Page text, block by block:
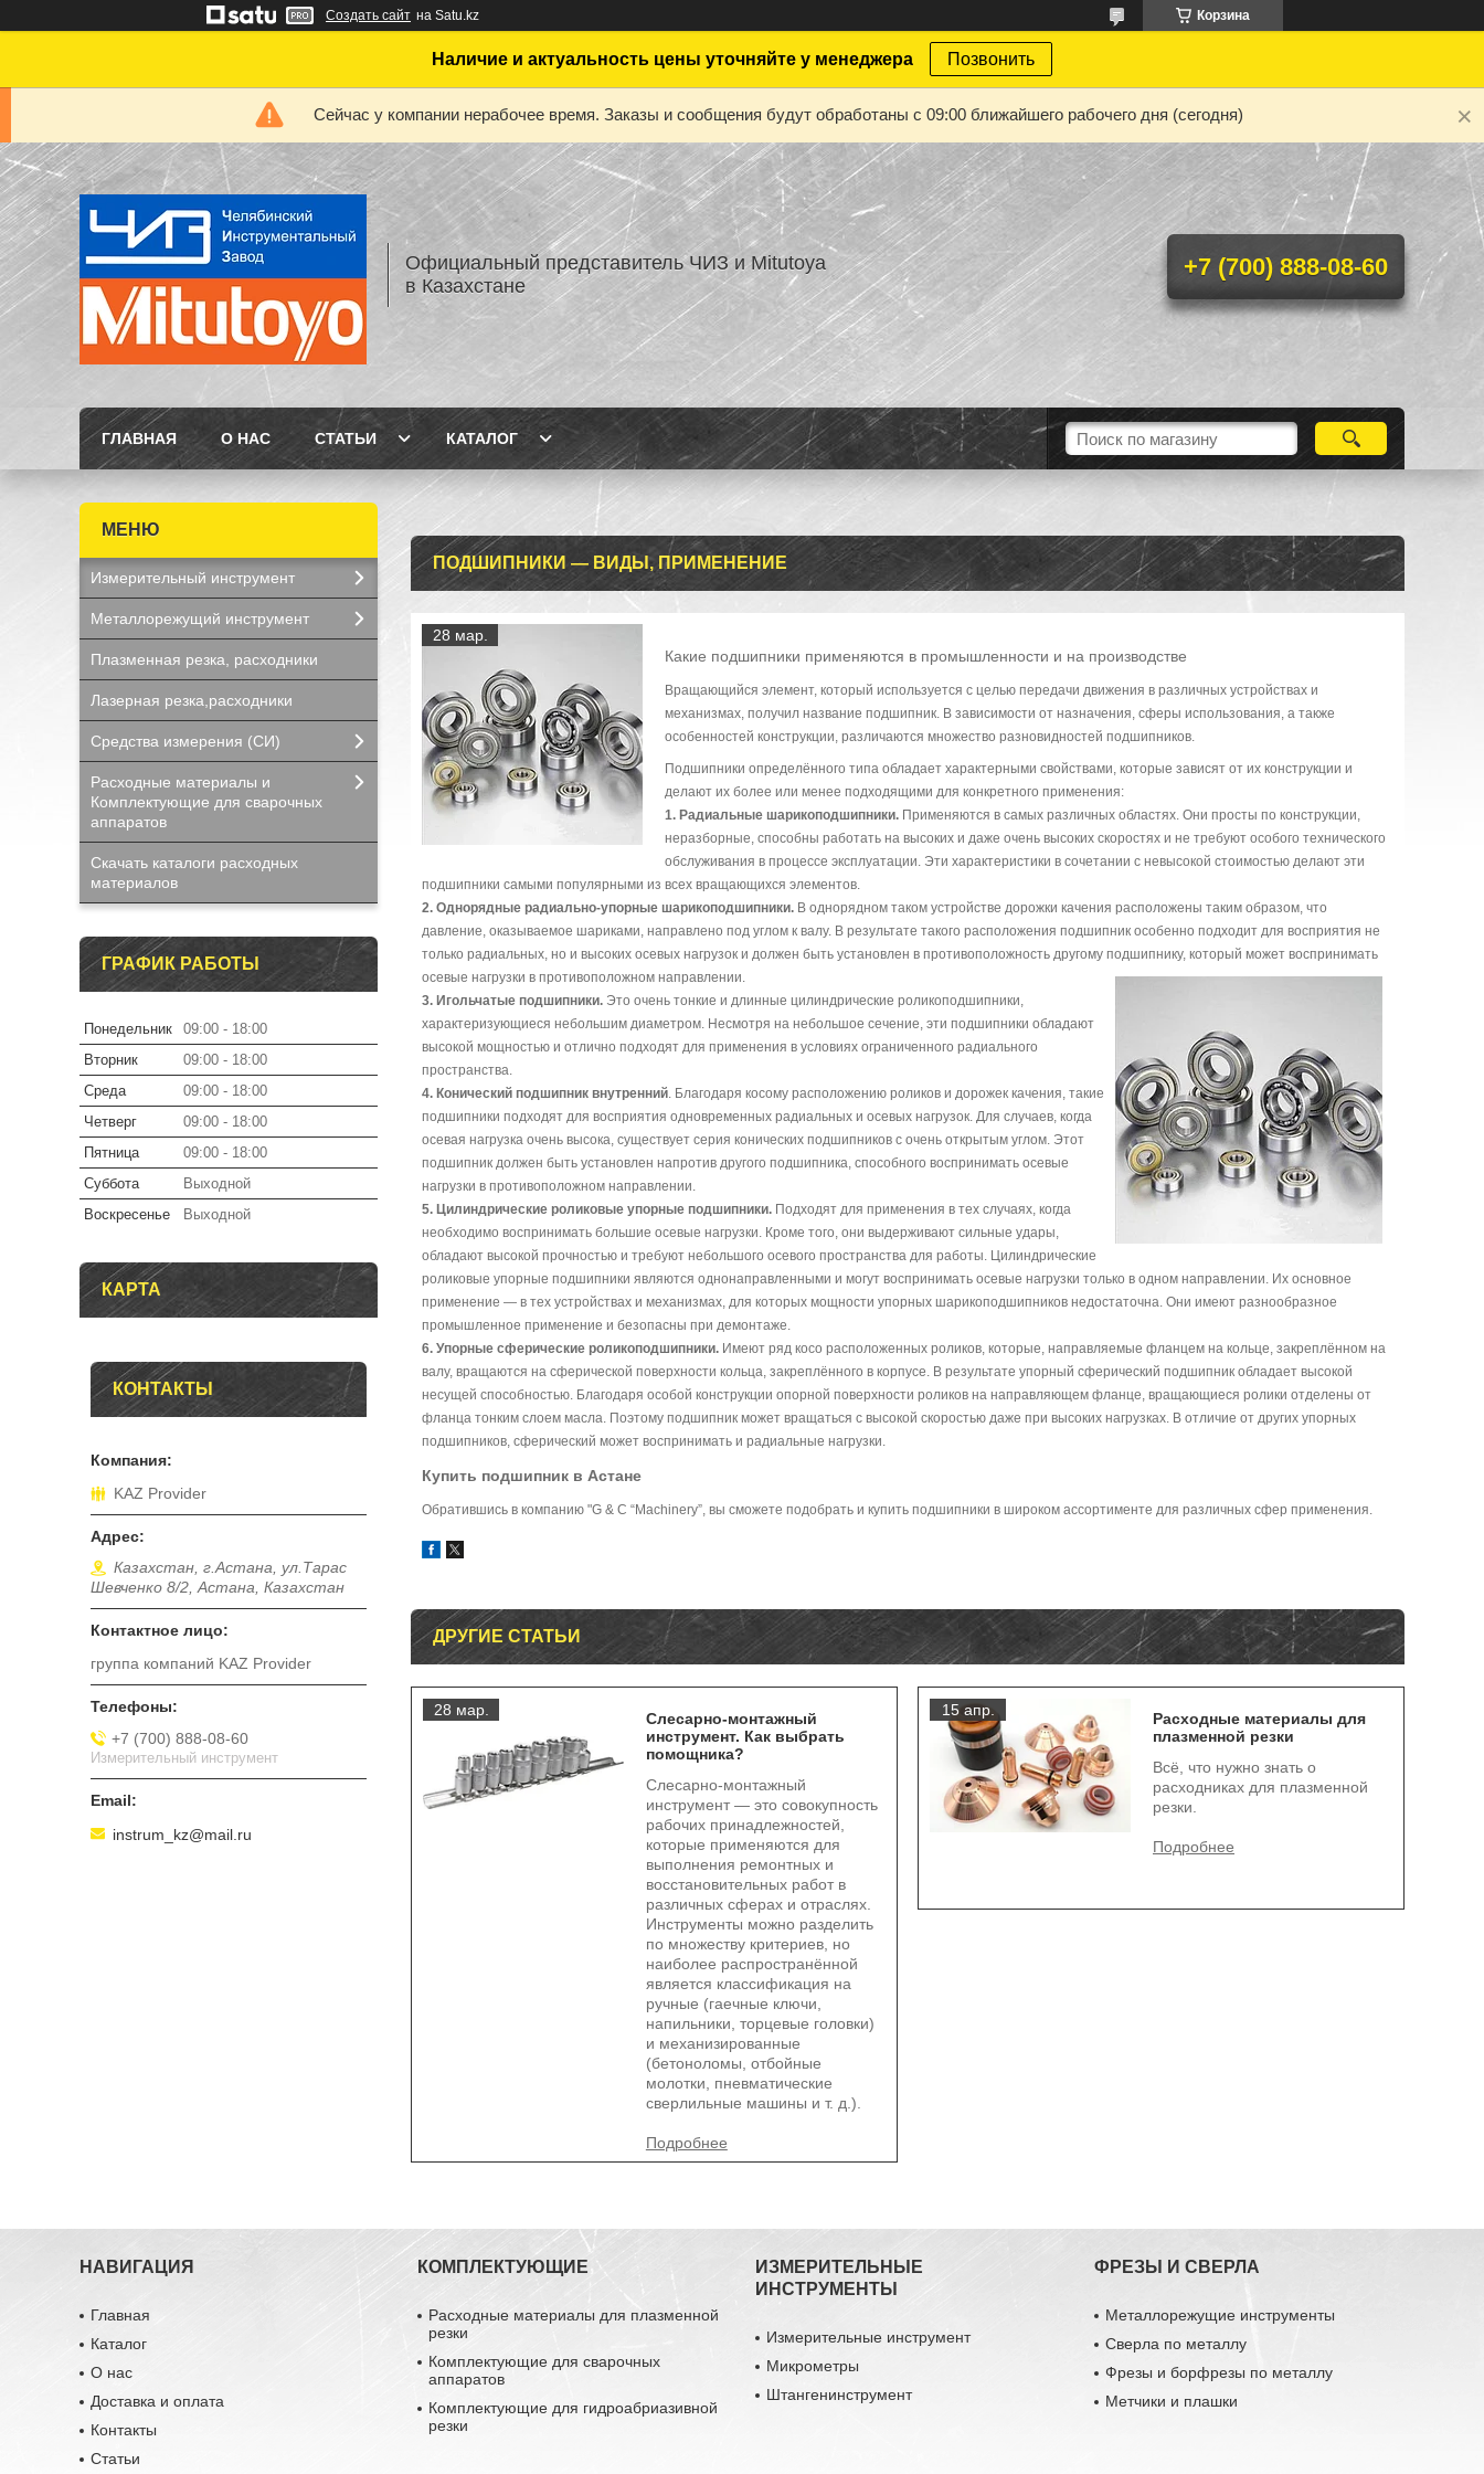
Создать сайт на Satu.kz Корзина
Наличие и актуальность цены уточняйте у менеджера Позвонить
Сейчас у компании нерабочее время. Заказы и сообщения будут обработаны с 09:00 ближайшего рабочего дня (сегодня)
Официальный представитель ЧИЗ и Mitutoya
в Казахстане
+7 (700) 888-08-60
ГЛАВНАЯ О НАС СТАТЬИ КАТАЛОГ
ПОДШИПНИКИ — ВИДЫ, ПРИМЕНЕНИЕ
28 мар.
Какие подшипники применяются в промышленности и на производстве
Вращающийся элемент, который используется с целью передачи движения в различных устройствах и
механизмах, получил название подшипник. В зависимости от назначения, сферы использования, а также
особенностей конструкции, различаются множество разновидностей подшипников.
Подшипники определённого типа обладает характерными свойствами, которые зависят от их конструкции и
делают их более или менее подходящими для конкретного применения:
1. Радиальные шарикоподшипники. Применяются в самых различных областях. Они просты по конструкции,
неразборные, способны работать на высоких и даже очень высоких скоростях и не требуют особого технического
обслуживания в процессе эксплуатации. Эти характеристики в сочетании с невысокой стоимостью делают эти
подшипники самыми популярными из всех вращающихся элементов.
2. Однорядные радиально-упорные шарикоподшипники. В однорядном таком устройстве дорожки качения расположены таким образом, что
давление, оказываемое шариками, направлено под углом к валу. В результате такого расположения подшипник особенно подходит для восприятия не
только радиальных, но и высоких осевых нагрузок и должен быть установлен в противоположность другому подшипнику, который может воспринимать
осевые нагрузки в противоположном направлении.
3. Игольчатые подшипники. Это очень тонкие и длинные цилиндрические роликоподшипники,
характеризующиеся небольшим диаметром. Несмотря на небольшое сечение, эти подшипники обладают
высокой мощностью и отлично подходят для применения в условиях ограниченного радиального
пространства.
4. Конический подшипник внутренний. Благодаря косому расположению роликов и дорожек качения, такие
подшипники подходят для восприятия одновременных радиальных и осевых нагрузок. Для случаев, когда
осевая нагрузка очень высока, существует серия конических подшипников с очень открытым углом. Этот
подшипник должен быть установлен напротив другого подшипника, способного воспринимать осевые
нагрузки в противоположном направлении.
5. Цилиндрические роликовые упорные подшипники. Подходят для применения в тех случаях, когда
необходимо воспринимать большие осевые нагрузки. Кроме того, они выдерживают сильные удары,
обладают высокой прочностью и требуют небольшого осевого пространства для работы. Цилиндрические
роликовые упорные подшипники являются однонаправленными и могут воспринимать осевые нагрузки только в одном направлении. Их основное
применение — в тех устройствах и механизмах, для которых мощности упорных шарикоподшипников недостаточна. Они имеют разнообразное
промышленное применение и безопасны при демонтаже.
6. Упорные сферические роликоподшипники. Имеют ряд косо расположенных роликов, которые, направляемые фланцем на кольце, закреплённом на
валу, вращаются на сферической поверхности кольца, закреплённого в корпусе. В результате упорный сферический подшипник обладает высокой
несущей способностью. Благодаря особой конструкции опорной поверхности роликов на направляющем фланце, вращающиеся ролики отделены от
фланца тонким слоем масла. Поэтому подшипник может вращаться с высокой скоростью даже при высоких нагрузках. В отличие от других упорных
подшипников, сферический может воспринимать и радиальные нагрузки.
Купить подшипник в Астане
Обратившись в компанию "G & C “Machinery”, вы сможете подобрать и купить подшипники в широком ассортименте для различных сфер применения.
ДРУГИЕ СТАТЬИ
28 мар.
Слесарно-монтажный
инструмент. Как выбрать
помощника?
Слесарно-монтажный
инструмент — это совокупность
рабочих принадлежностей,
которые применяются для
выполнения ремонтных и
восстановительных работ в
различных сферах и отраслях.
Инструменты можно разделить
по множеству критериев, но
наиболее распространённой
является классификация на
ручные (гаечные ключи,
напильники, торцевые головки)
и механизированные
(бетоноломы, отбойные
молотки, пневматические
сверлильные машины и т. д.).
15 апр.
Расходные материалы для
плазменной резки
Всё, что нужно знать о
расходниках для плазменной
резки.
Измерительный инструмент
Металлорежущий инструмент
Плазменная резка, расходники
Лазерная резка,расходники
Средства измерения (СИ)
Расходные материалы и
Комплектующие для сварочных
аппаратов
Скачать каталоги расходных
материалов
ГРАФИК РАБОТЫ
Понедельник 09:00
18:00
Вторник
09:00
18:00
Среда
09:00
18:00
Четверг
09:00
18:00
Пятница
09:00
18:00
Суббота
Выходной
Воскресенье
Выходной
КАРТА
КОНТАКТЫ
KAZ Provider
Казахстан, г.Астана, ул.Тарас
Шевченко 8/2, Астана, Казахстан
группа компаний KAZ Provider
+7 (700) 888-08-60
Измерительный инструмент
instrum_kz@mail.ru
НАВИГАЦИЯ
Главная
Каталог
О нас
Доставка и оплата
Контакты
Статьи
КОМПЛЕКТУЮЩИЕ
Расходные материалы для плазменной
резки
Комплектующие для сварочных
аппаратов
Комплектующие для гидроабриазивной
резки
ИЗМЕРИТЕЛЬНЫЕ
ИНСТРУМЕНТЫ
Измерительные инструмент
Микрометры
Штангенинструмент
ФРЕЗЫ И СВЕРЛА
Металлорежущие инструменты
Сверла по металлу
Фрезы и борфрезы по металлу
Метчики и плашки